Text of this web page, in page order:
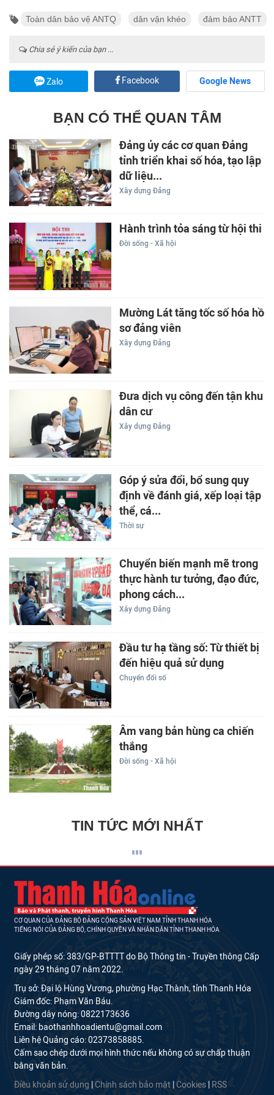
Toàn dân bảo vệ ANTQ dân vận khéo đảm bảo ANTT
Chia sẻ ý kiến của bạn ...
Zalo Facebook Google News
BẠN CÓ THỂ QUAN TÂM
Đảng ủy các cơ quan Đảng
tỉnh triển khai số hóa, tạo lập
dữ liệu...
Xây dựng Đảng
Hành trình tỏa sáng từ hội thi
Đời sống - Xã hội
Mường Lát tăng tốc số hóa hồ
sơ đảng viên
Xây dựng Đảng
Đưa dịch vụ công đến tận khu
dân cư
Xây dựng Đảng
Góp ý sửa đổi, bổ sung quy
định về đánh giá, xếp loại tập
thể, cá...
Thời sự
Chuyển biến mạnh mẽ trong
thực hành tư tưởng, đạo đức,
phong cách...
Xây dựng Đảng
Đầu tư hạ tầng số: Từ thiết bị
đến hiệu quả sử dụng
Chuyển đổi số
Âm vang bản hùng ca chiến
thắng
Đời sống - Xã hội
TIN TỨC MỚI NHẤT
CƠ QUAN CỦA ĐẢNG BỘ ĐẢNG CỘNG SẢN VIỆT NAM TỈNH THANH HÓA
TIẾNG NÓI CỦA ĐẢNG BỘ, CHÍNH QUYỀN VÀ NHÂN DÂN TỈNH THANH HÓA
Giấy phép số: 383/GP-BTTTT do Bộ Thông tin - Truyền thông Cấp
ngày 29 tháng 07 năm 2022.
Trụ sở: Đại lộ Hùng Vương, phường Hạc Thành, tỉnh Thanh Hóa
Giám đốc: Phạm Văn Báu.
Đường dây nóng: 0822173636
Email: baothanhhoadientu@gmail.com
Liên hệ Quảng cáo: 02373858885.
Cấm sao chép dưới mọi hình thức nếu không có sự chấp thuận
bằng văn bản.
Điều khoản sử dụng Chính sách bảo mật Cookies RSS